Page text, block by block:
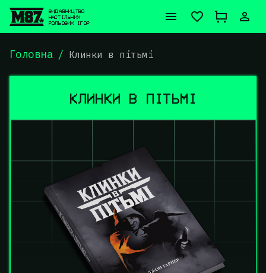
ВИДАВНИЦТВО
НАСТІЛЬНИХ
РОЛЬОВИХ ІГОР
Головна / Клинки в пітьмі
КЛИНКИ В ПІТЬМІ